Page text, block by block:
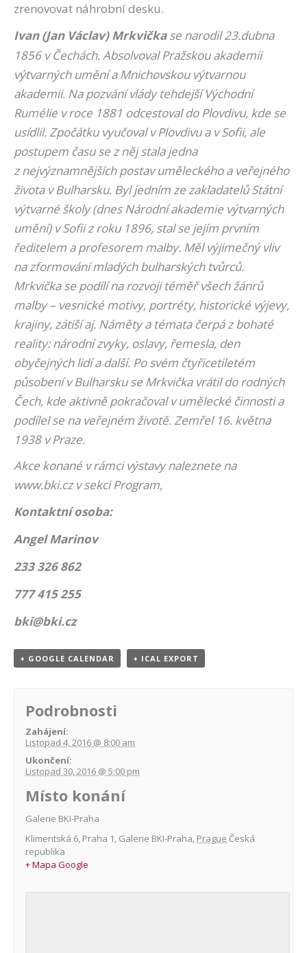
zrenovovat náhrobní desku.
Ivan (Jan Václav) Mrkvičkase narodil 23.dubna
1856 v Čechách. Absolvoval Pražskou akademii
výtvarných umění a Mnichovskou výtvarnou
akademii. Na pozvání vlády tehdejší Východní
Rumélie v roce 1881 odcestoval do Plovdivu, kde se
usídlil. Zpočátku vyučoval v Plovdivu a v Sofii, ale
postupem času se z něj stala jedna
z nejvýznamnějších postav uměleckého a veřejného
života v Bulharsku. Byl jedním ze zakladatelů Státní
výtvarné školy (dnes Národní akademie výtvarných
umění) v Sofii z roku 1896, stal se jejím prvním
ředitelem a profesorem malby. Měl výjimečný vliv
na zformování mladých bulharských tvůrců.
Mrkvička se podílí na rozvoji téměř všech žánrů
malby – vesnické motivy, portréty, historické výjevy,
krajiny, zátiší aj. Náměty a témata čerpá z bohaté
reality: národní zvyky, oslavy, řemesla, den
obyčejných lidí a další. Po svém čtyřicetiletém
působení v Bulharsku se Mrkvička vrátil do rodných
Čech, kde aktivně pokračoval v umělecké činnosti a
podílel se na veřejném životě. Zemřel 16. května
1938 v Praze.
Akce konané v rámci výstavy naleznete na
www.bki.cz v sekci Program,
Kontaktní osoba:
Angel Marinov
233 326 862
777 415 255
bki@bki.cz
+ GOOGLE CALENDAR + ICAL EXPORT
Podrobnosti
Zahájení:
Listopad 4, 2016 @ 8:00 am
Ukončení:
Listopad 30, 2016 @ 5:00 pm
Místo konání
Galerie BKI-Praha
Klimentská 6, Praha 1, Galerie BKI-Praha, Prague Česká
republika
+ Mapa Google